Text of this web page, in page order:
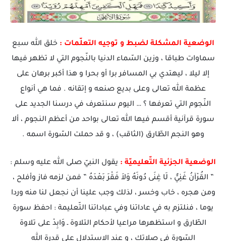
الوضعية المشكلة لضبط و توجيه التعلّمات : خلق الله سبع
سماوات طباقا ، وزين السّماء الدنيا بالنّجوم التي لا تظهر فيها
إلا ليلا ، ليهتدي بي المسافر برا أو بحرا و هذا أكبر برهان على
عظمة الله تعالى وعلى بديع صنعه و إتقانه . فما هي أنواع
النّجوم التي تعرفها ؟ … اليوم سنتعرف في درسنا الجديد على
سورة قرآنية أقسم فيها الله تعالى بواحد من أعظم النجوم ، ألا
وهو النجم الطّارق (الثاقب) ، و قد حملت السّورة اسمه .
الوضعية الجزئية التّعليميّة : يقول النبيّ صلى الله عليه وسلم :
” القُرْآنُ غَنِيٌّ ، لَا غِنَى دُونَهُ وَلاَ فَقْرَ بَعْدَهُ ” فمن لزمه فاز وأفلح ،
ومن هجره ، خاب وخسر ، لذلك وجب علينا أن نجعل لنا منه وردا
يوما ، فنلتزم به في عاداتنا وفي عباداتنا التّعليمة : احفظ سورة
الطّارق و استظهرها مراعيا لأحكام التلاوة ـ وَابِدْ على تلاوة
السّورة في صلاتك ، و عند الاستدلال على قدرة الله